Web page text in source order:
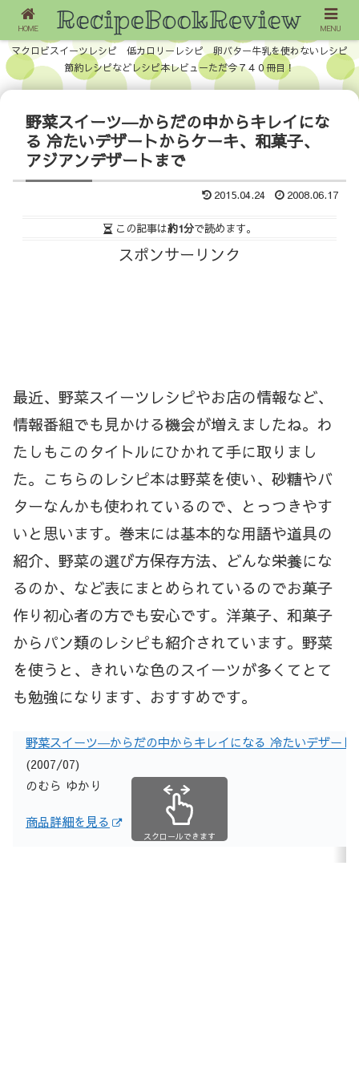
マクロビスイーツレシピ 低カロリーレシピ 卵バター牛乳を使わないレシピ
節約レシピなどレシピ本レビューただ今７４０冊目！
野菜スイーツ―からだの中からキレイにな
る 冷たいデザートからケーキ、和菓子、
アジアンデザートまで
2015.04.24 2008.06.17
この記事は約1分で読めます。
スポンサーリンク
最近、野菜スイーツレシピやお店の情報など、
情報番組でも見かける機会が増えましたね。わ
たしもこのタイトルにひかれて手に取りまし
た。こちらのレシピ本は野菜を使い、砂糖やバ
ターなんかも使われているので、とっつきやす
いと思います。巻末には基本的な用語や道具の
紹介、野菜の選び方保存方法、どんな栄養にな
るのか、など表にまとめられているのでお菓子
作り初心者の方でも安心です。洋菓子、和菓子
からパン類のレシピも紹介されています。野菜
を使うと、きれいな色のスイーツが多くてとて
も勉強になります、おすすめです。
野菜スイーツ―からだの中からキレイになる 冷たいデザー
(2007/07)
のむら ゆかり
商品詳細を見る
スクロールできます
HOME MENU